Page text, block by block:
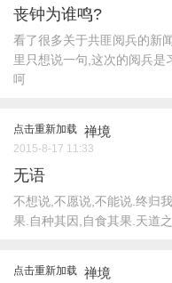
丧钟为谁鸣?
看了很多关于共匪阅兵的新
里只想说一句,这次的阅兵
呵
点击重新加载 禅境
2015-8-17 11:33
无语
不想说,不愿说,不能说.终归
果.自种其因,自食其果.天道
点击重新加载 禅境